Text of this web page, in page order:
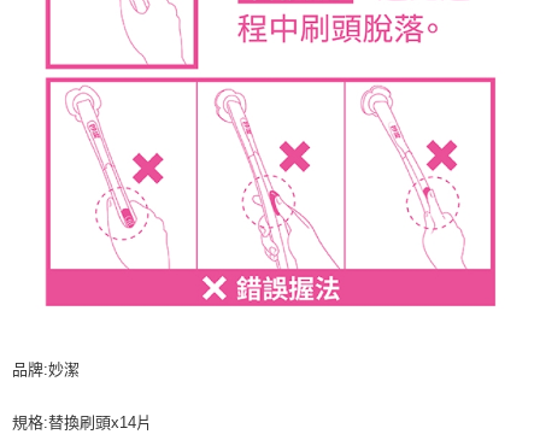
品牌:妙潔
規格:替換刷頭x14片